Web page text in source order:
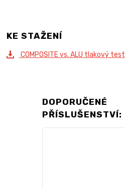
KE STAŽENÍ
COMPOSITE vs. ALU tlakový test
DOPORUČENÉ
PŘÍSLUŠENSTVÍ: